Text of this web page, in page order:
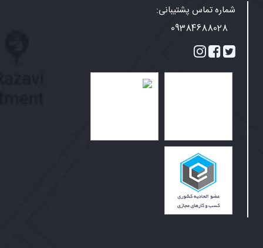
شماره تماس پشتیبانی:
09384688028